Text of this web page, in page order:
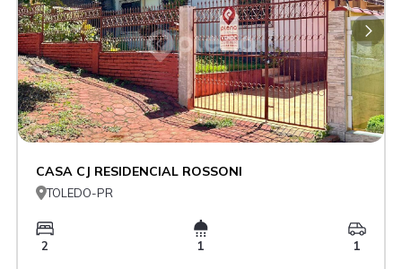
CASA CJ RESIDENCIAL ROSSONI
TOLEDO-PR
2 1 1